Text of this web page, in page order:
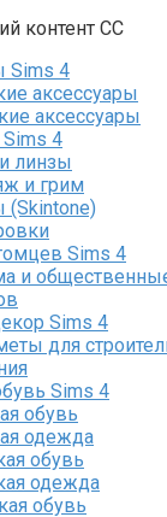
контент СС
Sims 4
аксессуары
аксессуары
4
и линзы
и грим
(Skintone)
Sims 4
и общественные
Sims 4
для
Sims 4
обувь
одежда
обувь
одежда
обувь